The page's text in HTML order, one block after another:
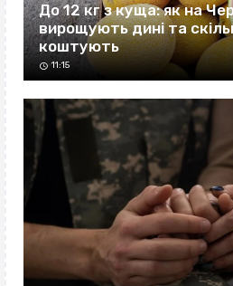
До 12 кг з куща: як на
вирощують дині та
коштують
11:15